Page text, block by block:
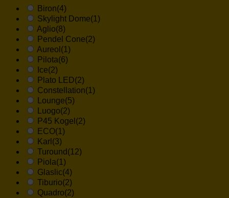
Biron(4)
Skylight Dome(1)
Aglio(8)
Pendel Cone(2)
Aureol (1)
Pilota(6)
Ice(2)
Plato LED(2)
Constellation(1)
Lounge(5)
Luogo(2)
P45 Kogel (2)
ECO(1)
Karl (3)
Turound(12)
Piola(1)
Glaslic(4)
Tiburio(2)
Quadro(2)